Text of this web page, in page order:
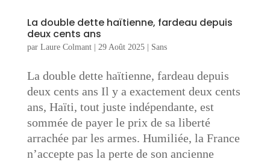
La double dette haïtienne, fardeau depuis
deux cents ans
par Laure Colmant| 29 Août 2025| Sans
La double dette haïtienne, fardeau depuis
deux cents ans Il y a exactement deux cents
ans, Haïti, tout juste indépendante, est
sommée de payer le prix de sa liberté
arrachée par les armes. Humiliée, la France
n’accepte pas la perte de son ancienne